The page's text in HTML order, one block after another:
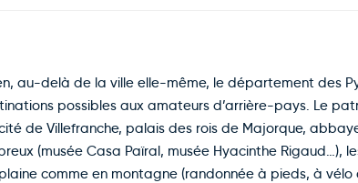
au-delà de la ville elle-même, le département des
possibles aux amateurs d’arrière-pays. Le
de Villefranche, palais des rois de Majorque,
(musée Casa Païral, musée Hyacinthe Rigaud…),
comme en montagne (randonnée à pieds, à vélo